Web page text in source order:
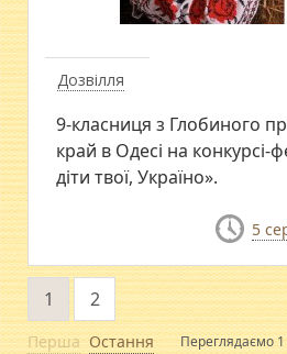
Дозвілля
9-класниця з Глобиного
край в Одесі на конкурсі-
діти твої, Україно».
5
Перша
1 2
Остання Переглядаємо 1